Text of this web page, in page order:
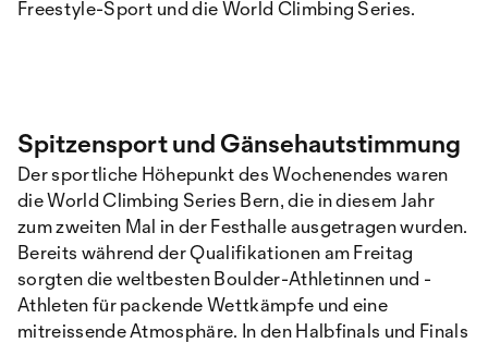
Freestyle-Sport und die World Climbing Series.
Spitzensport und Gänsehautstimmung
Der sportliche Höhepunkt des Wochenendes waren
die World Climbing Series Bern, die in diesem Jahr
zum zweiten Mal in der Festhalle ausgetragen wurden.
Bereits während der Qualifikationen am Freitag
sorgten die weltbesten Boulder-Athletinnen und -
Athleten für packende Wettkämpfe und eine
mitreissende Atmosphäre. In den Halbfinals und Finals